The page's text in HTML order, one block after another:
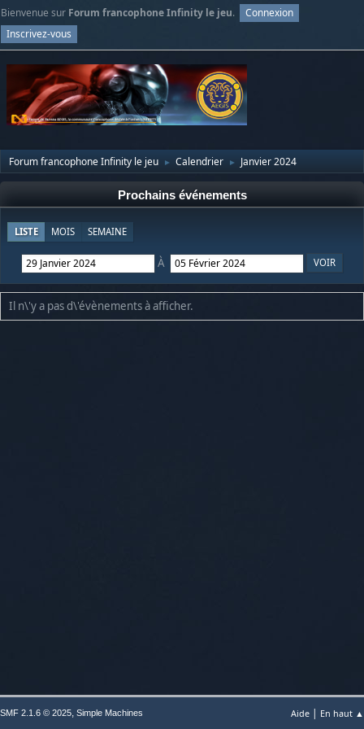
Bienvenue sur Forum francophone Infinity le jeu.
Connexion
Inscrivez-vous
Forum francophone Infinity le jeu ► Calendrier ► Janvier 2024
Prochains événements
LISTE MOIS SEMAINE
À
Il n\'y a pas d\'évènements à afficher.
Aide | En haut ▲
SMF 2.1.6 © 2025, Simple Machines